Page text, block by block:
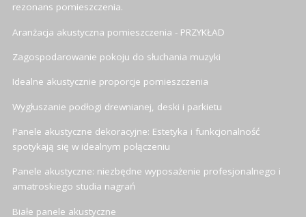
rezonans pomieszczenia.
Aranżacja akustyczna pomieszczenia - PRZYKŁAD
Zagospodarowanie pokoju do słuchania muzyki
Idealne akustycznie proporcje pomieszczenia
Wygłuszanie podłogi drewnianej, deski i parkietu
Panele akustyczne dekoracyjne: Estetyka i funkcjonalność
spotykają się w idealnym połączeniu
Panele akustyczne: niezbędne wyposażenie profesjonalnego i
amatroskiego studia nagrań
Białe panele akustyczne